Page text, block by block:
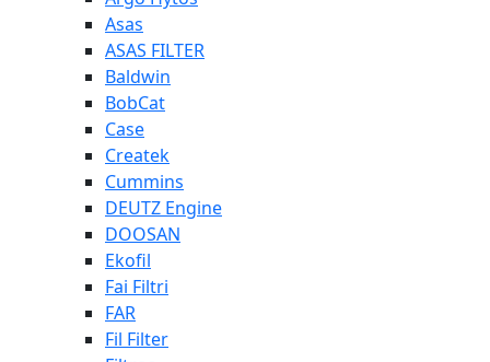
Asas
ASAS FILTER
Baldwin
BobCat
Case
Createk
Cummins
DEUTZ Engine
DOOSAN
Ekofil
Fai Filtri
FAR
Fil Filter